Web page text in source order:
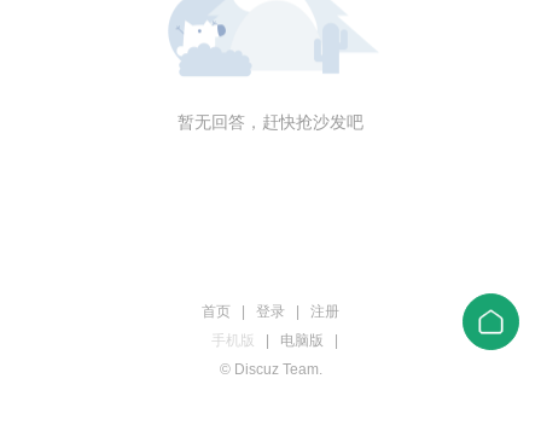
暂无回答，赶快抢沙发吧
首页 登录
注册
手机版
电脑版
© Discuz Team.